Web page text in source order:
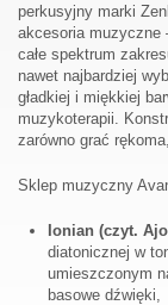
perkusyjny marki
akcesoria muzyczne
całe spektrum
nawet najbardziej
gładkiej i miękkiej
muzykoterapii.
zarówno grać
Sklep muzyczny
Ionian (czyt.
diatonicznej w
umieszczonym
basowe dźwięki,